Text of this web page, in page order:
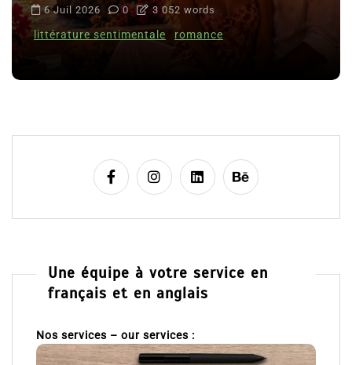
6 Juil 2026 0 3 052 words
littérature sentimentale romance
Une équipe à votre service en
français et en anglais
Nos services – our services :